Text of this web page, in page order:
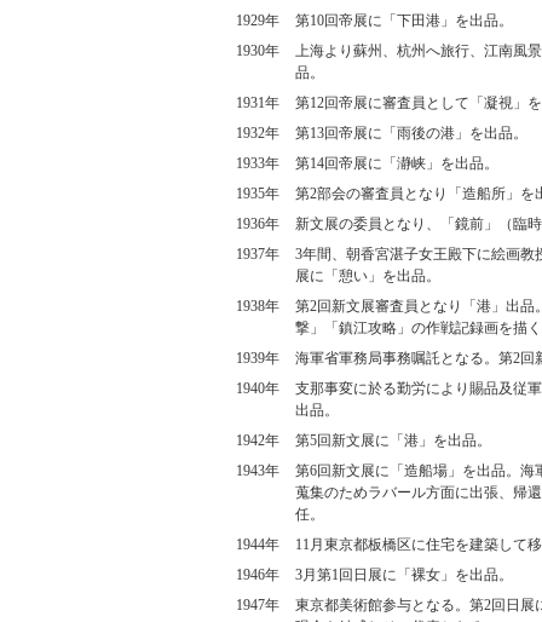
1929年
第10回帝展に「下田港」を出品。
1930年
上海より蘇州、杭州へ旅行、江南風
品。
1931年
第12回帝展に審査員として「凝視」
1932年
第13回帝展に「雨後の港」を出品。
1933年
第14回帝展に「瀞峡」を出品。
1935年
第2部会の審査員となり「造船所」を
1936年
新文展の委員となり、「鏡前」（臨
1937年
3年間、朝香宮湛子女王殿下に絵画
展に「憩い」を出品。
1938年
第2回新文展審査員となり「港」出
撃」「鎮江攻略」の作戦記録画を描
1939年
海軍省軍務局事務嘱託となる。第2
1940年
支那事変に於る勤労により賜品及従
出品。
1942年
第5回新文展に「港」を出品。
1943年
第6回新文展に「造船場」を出品。
蒐集のためラバール方面に出張、帰
任。
1944年
11月東京都板橋区に住宅を建築して
1946年
3月第1回日展に「裸女」を出品。
1947年
東京都美術館参与となる。第2回日